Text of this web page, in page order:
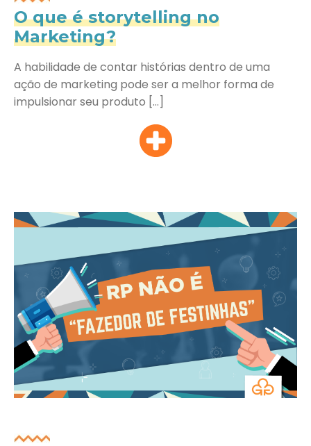
O que é storytelling no
Marketing?
A habilidade de contar histórias dentro de uma
ação de marketing pode ser a melhor forma de
impulsionar seu produto […]